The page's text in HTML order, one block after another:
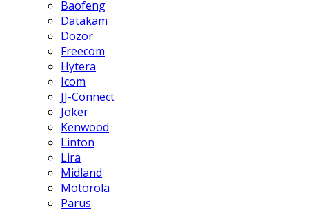
Baofeng
Datakam
Dozor
Freecom
Hytera
Icom
JJ-Connect
Joker
Kenwood
Linton
Lira
Midland
Motorola
Parus